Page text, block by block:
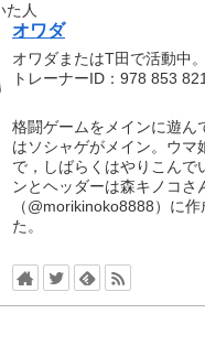
た人
オワダ
オワダまたはT田で活動中。
トレーナーID：978 853
格闘ゲームをメインに遊ん
はソシャゲがメイン。ウマ
で，しばらくはやりこんで
ンとヘッダーは森キノコさ
（@morikinoko8888）に
た。